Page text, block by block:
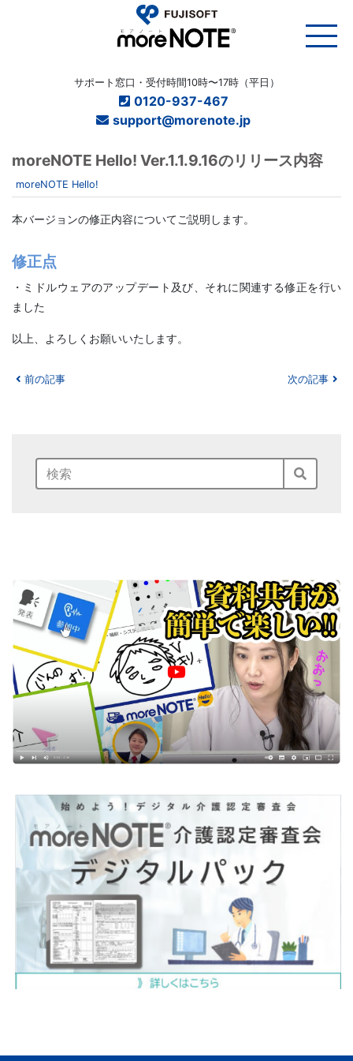
サポート窓口・受付時間10時〜17時（平日）
0120-937-467
support@morenote.jp
moreNOTE Hello! Ver.1.1.9.16のリリース内容
moreNOTE Hello!
本バージョンの修正内容についてご説明します。
修正点
・ミドルウェアのアップデート及び、それに関連する修正を行い
ました
以上、よろしくお願いいたします。
前の記事 次の記事